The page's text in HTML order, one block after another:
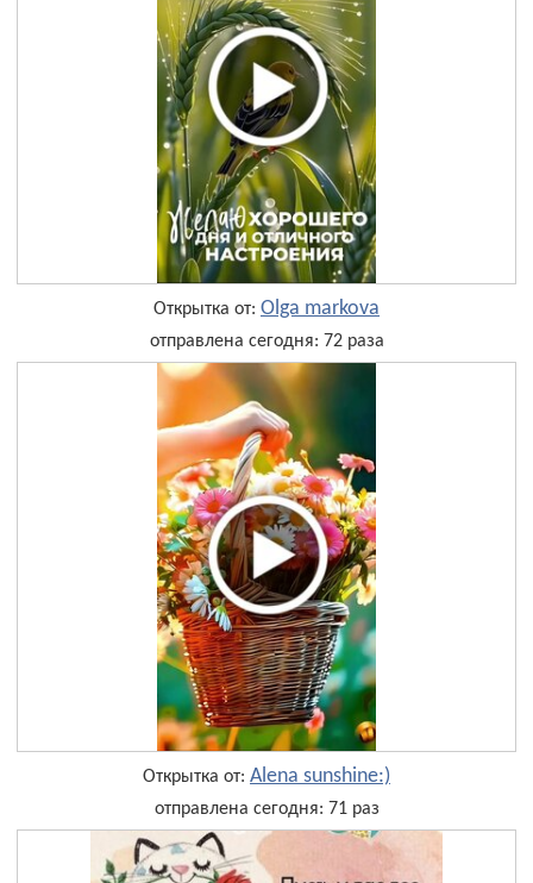
Открытка от: Olga markova
отправлена сегодня: 72 раза
Открытка от: Alena sunshine:)
отправлена сегодня: 71 раз